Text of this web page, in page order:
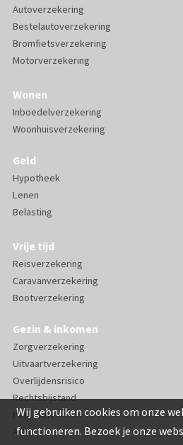
Wij gebruiken cookies om onze
functioneren. Bezoek je onze
Autoverzekering
Bestelautoverzekering
Bromfietsverzekering
Motorverzekering
Wonen
Inboedelverzekering
Woonhuisverzekering
Geld
Hypotheek
Lenen
Belasting
Vrije tijd
Reisverzekering
Caravanverzekering
Bootverzekering
Gezin & inkomen
Zorgverzekering
Uitvaartverzekering
Overlijdensrisico
Rechtsbijstand
Pensioen
AOV